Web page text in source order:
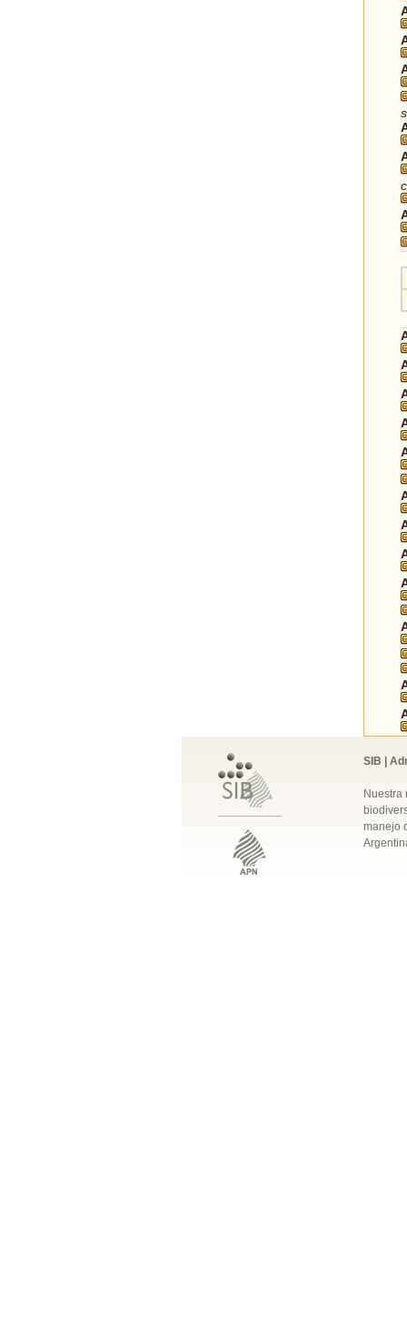
SIB |
Nuestra
manejo